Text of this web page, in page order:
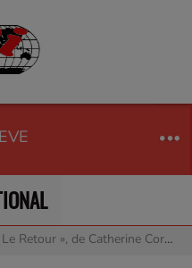
Corsini En compétition sur la Croisette, le douzième film de la réalisatrice